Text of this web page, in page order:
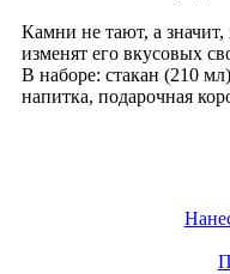
Камни не тают, а значит,
изменят его вкусовых
В наборе: стакан (210
напитка, подарочная